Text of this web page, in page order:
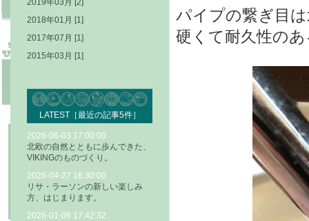
パイプの繋ぎ目
硬くて耐久性の
2019年03月 [2]
2018年01月 [1]
2017年07月 [1]
2015年03月 [1]
LATEST［最近の記事5件］
2026-06-03 17:00:00
北欧の自然とともに歩んできた、
VIKINGのものづくり。
2026-04-27 16:30:00
リサ・ラーソンの新しい楽しみ
方、はじまります。
2026-01-06 17:42:32